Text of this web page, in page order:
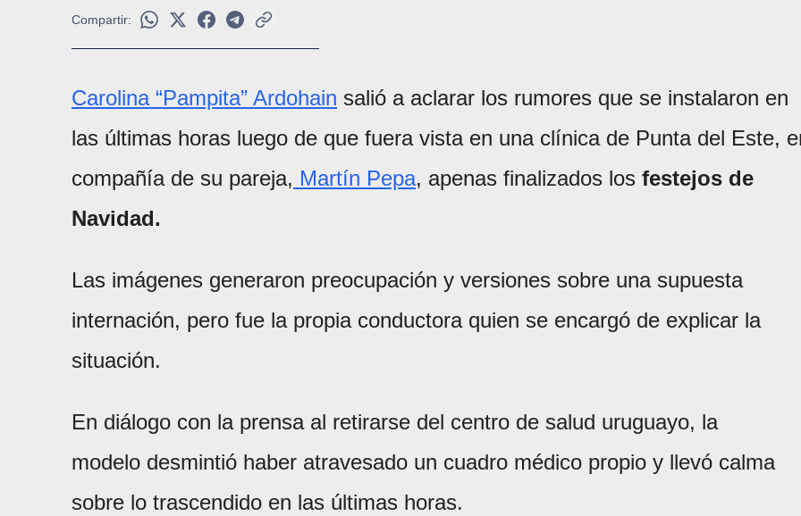
Compartir:
Carolina “Pampita” Ardohain salió a aclarar los rumores que se instalaron en
las últimas horas luego de que fuera vista en una clínica de Punta del Este,
compañía de su pareja, Martín Pepa, apenas finalizados los festejos de
Navidad.
Las imágenes generaron preocupación y versiones sobre una supuesta
internación, pero fue la propia conductora quien se encargó de explicar la
situación.
En diálogo con la prensa al retirarse del centro de salud uruguayo, la
modelo desmintió haber atravesado un cuadro médico propio y llevó calma
sobre lo trascendido en las últimas horas.